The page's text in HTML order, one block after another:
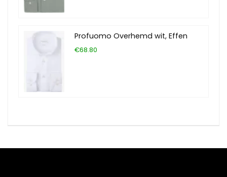
Profuomo Overhemd wit, Effen
€68.80